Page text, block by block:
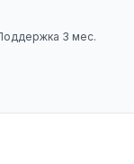
3 мес.